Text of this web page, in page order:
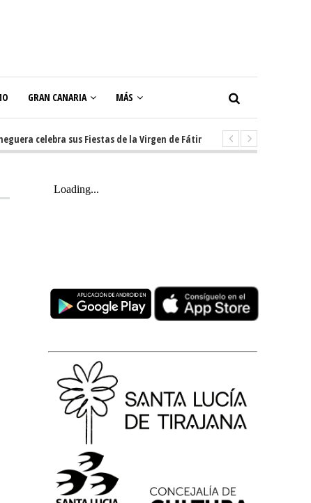
GRAN CANARIA MÁS
celebra sus Fiestas de la Virgen de Fátima con diez días de tradición,